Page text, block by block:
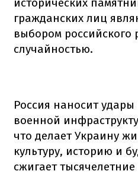
гражданских лиц
выбором российского
случайностью.
Россия наносит удары
военной
что делает Украину
культуру, историю и
сжигает